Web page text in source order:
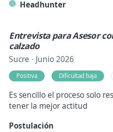
Headhunter
Entrevista para Asesor
calzado
Sucre · Junio 2026
Positiva Dificultad baja
Es sencillo el proceso solo
tener la mejor actitud
Postulación